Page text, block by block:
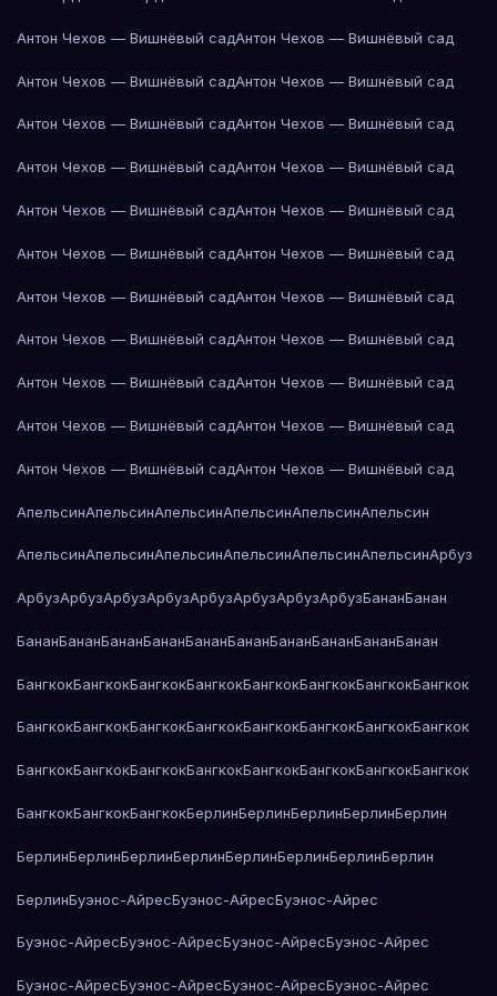
Антон Чехов — Вишнёвый садАнтон Чехов — Вишнёвый сад
Антон Чехов — Вишнёвый садАнтон Чехов — Вишнёвый сад
Антон Чехов — Вишнёвый садАнтон Чехов — Вишнёвый сад
Антон Чехов — Вишнёвый садАнтон Чехов — Вишнёвый сад
Антон Чехов — Вишнёвый садАнтон Чехов — Вишнёвый сад
Антон Чехов — Вишнёвый садАнтон Чехов — Вишнёвый сад
Антон Чехов — Вишнёвый садАнтон Чехов — Вишнёвый сад
Антон Чехов — Вишнёвый садАнтон Чехов — Вишнёвый сад
Антон Чехов — Вишнёвый садАнтон Чехов — Вишнёвый сад
Антон Чехов — Вишнёвый садАнтон Чехов — Вишнёвый сад
Антон Чехов — Вишнёвый садАнтон Чехов — Вишнёвый сад
АпельсинАпельсинАпельсинАпельсинАпельсинАпельсин
АпельсинАпельсинАпельсинАпельсинАпельсинАпельсинАрбуз
АрбузАрбузАрбузАрбузАрбузАрбузАрбузАрбузБананБанан
БананБананБананБананБананБананБананБананБананБанан
БангкокБангкокБангкокБангкокБангкокБангкокБангкокБангкок
БангкокБангкокБангкокБангкокБангкокБангкокБангкокБангкок
БангкокБангкокБангкокБангкокБангкокБангкокБангкокБангкок
БангкокБангкокБангкокБерлинБерлинБерлинБерлинБерлин
БерлинБерлинБерлинБерлинБерлинБерлинБерлинБерлин
БерлинБуэнос-АйресБуэнос-АйресБуэнос-Айрес
Буэнос-АйресБуэнос-АйресБуэнос-АйресБуэнос-Айрес
Буэнос-АйресБуэнос-АйресБуэнос-АйресБуэнос-Айрес